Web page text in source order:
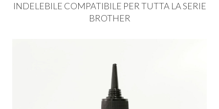
INDELEBILE COMPATIBILE PER TUTTA LASERIE
BROTHER